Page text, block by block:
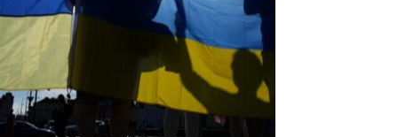
Curs valutar: 07 Aug 2026
EUR
: 5,2554 RON
+0,0041 ▲
: 4,5584 RON
+0,0077 ▲
: 5,6244 RON
+0,0023 ▲
GBP : 6,1277 RON
+0,0041 ▲